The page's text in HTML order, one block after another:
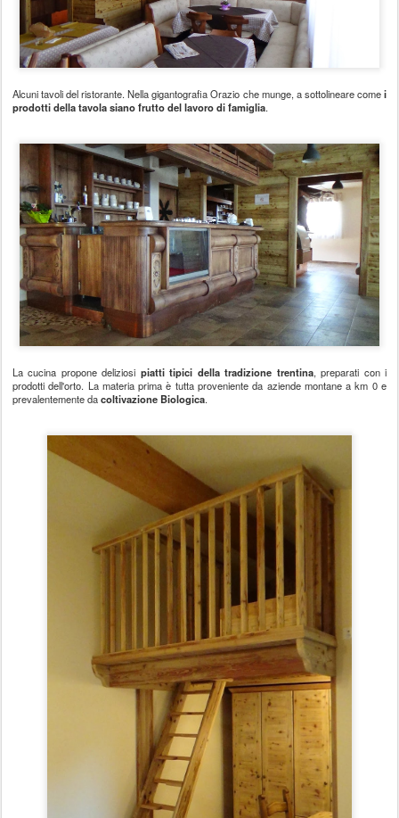
Alcuni tavoli del ristorante. Nella gigantografia Orazio che munge, a sottolineare comei
prodotti della tavola siano frutto del lavoro di famiglia.
La cucina propone deliziosi piatti tipici della tradizione trentina, preparati con i
prodotti dell'orto. La materia prima è tutta proveniente da aziende montane a km 0 e
prevalentemente dacoltivazione Biologica.